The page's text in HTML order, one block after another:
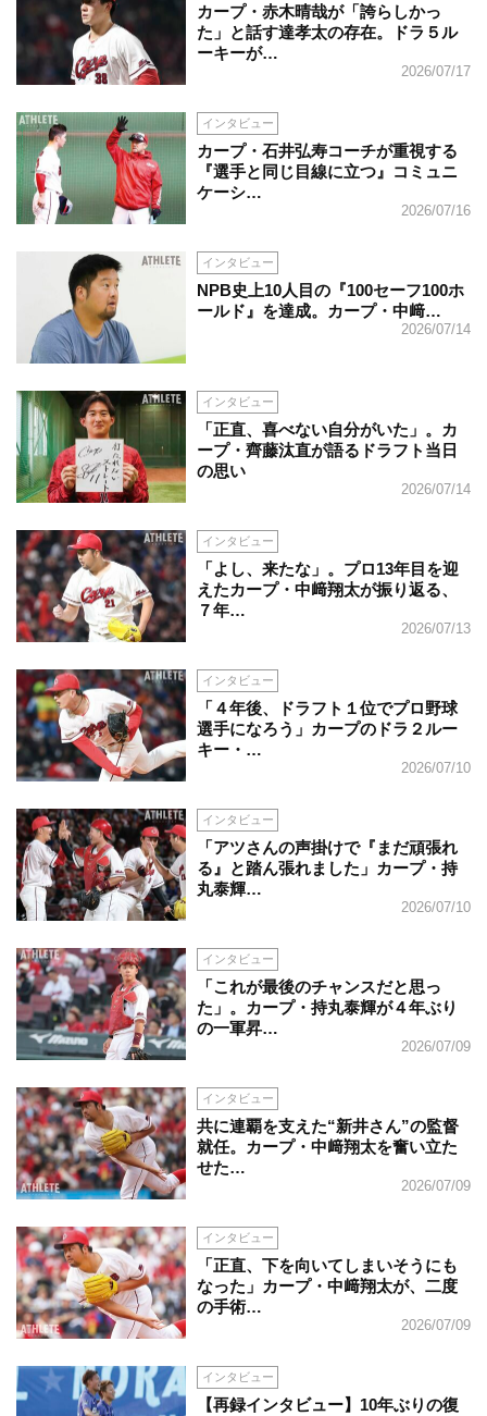
カープ・赤木晴哉が「誇らしかっ
た」と話す達孝太の存在。ドラ５ル
ーキーが…
2026/07/17
インタビュー
カープ・石井弘寿コーチが重視する
『選手と同じ目線に立つ』コミュニ
ケーシ…
2026/07/16
インタビュー
NPB史上10人目の『100セーフ100ホ
ールド』を達成。カープ・中﨑…
2026/07/14
インタビュー
「正直、喜べない自分がいた」。カ
ープ・齊藤汰直が語るドラフト当日
の思い
2026/07/14
インタビュー
「よし、来たな」。プロ13年目を迎
えたカープ・中﨑翔太が振り返る、
７年…
2026/07/13
インタビュー
「４年後、ドラフト１位でプロ野球
選手になろう」カープのドラ２ルー
キー・…
2026/07/10
インタビュー
「アツさんの声掛けで『まだ頑張れ
る』と踏ん張れました」カープ・持
丸泰輝…
2026/07/10
インタビュー
「これが最後のチャンスだと思っ
た」。カープ・持丸泰輝が４年ぶり
の一軍昇…
2026/07/09
インタビュー
共に連覇を支えた“新井さん”の監督
就任。カープ・中﨑翔太を奮い立た
せた…
2026/07/09
インタビュー
「正直、下を向いてしまいそうにも
なった」カープ・中﨑翔太が、二度
の手術…
2026/07/09
インタビュー
【再録インタビュー】10年ぶりの復